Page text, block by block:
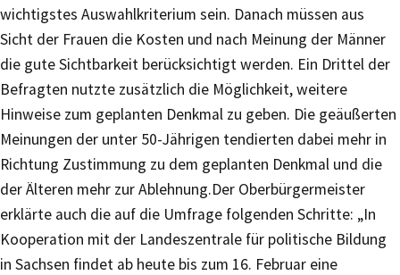
wichtigstes Auswahlkriterium sein. Danach müssen aus
Sicht der Frauen die Kosten und nach Meinung der Männer
die gute Sichtbarkeit berücksichtigt werden. Ein Drittel der
Befragten nutzte zusätzlich die Möglichkeit, weitere
Hinweise zum geplanten Denkmal zu geben. Die geäußerten
Meinungen der unter 50-Jährigen tendierten dabei mehr in
Richtung Zustimmung zu dem geplanten Denkmal und die
der Älteren mehr zur Ablehnung.Der Oberbürgermeister
erklärte auch die auf die Umfrage folgenden Schritte: „In
Kooperation mit der Landeszentrale für politische Bildung
in Sachsen findet ab heute bis zum 16. Februar eine